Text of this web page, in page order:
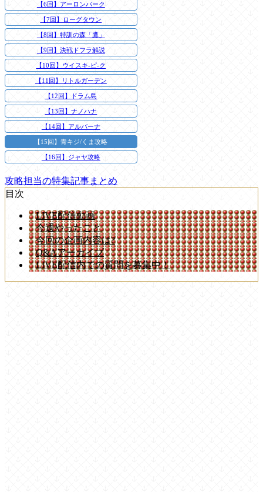
【6回】アーロンパーク
【7回】ローグタウン
【8回】特訓の森「鷹」
【9回】決戦ドフラ解説
【10回】ウイスキ-ピ-ク
【11回】リトルガーデン
【12回】ドラム島
【13回】ナノハナ
【14回】アルバーナ
【15回】青キジ/くま攻略
【16回】ジャヤ攻略
攻略担当の特集記事まとめ
目次
LIVE配信動画
今週やったこと
今回の企画内容は?
Q&Aアーカイブ
LIVE配信内での質問を募集中！